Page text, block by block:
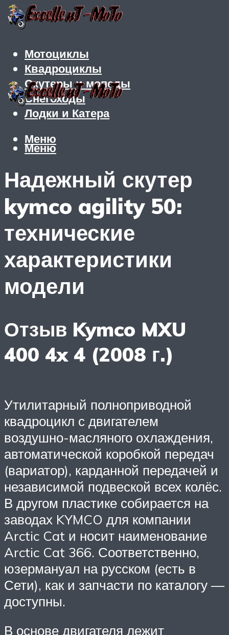
Мотоциклы
Квадроциклы
Скутеры и мопеды
Снегоходы
Лодки и Катера
Меню
Меню
Надежный скутер
kymco agility 50:
технические
характеристики
модели
Отзыв Kymco MXU
400 4x 4 (2008 г.)
Утилитарный полноприводной
квадроцикл с двигателем
воздушно-масляного охлаждения,
автоматической коробкой передач
(вариатор), карданной передачей и
независимой подвеской всех колёс.
В другом пластике собирается на
заводах KYMCO для компании
Arctic Cat и носит наименование
Arctic Cat 366. Соответственно,
юзермануал на русском (есть в
Сети), как и запчасти по каталогу —
доступны.
В основе двигателя лежит